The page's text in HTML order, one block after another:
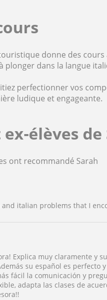
donne des cours
plonger dans la langue
perfectionner vos
ludique et engageante.
élèves de
ont recommandé Sarah
italian problems that I
Explica muy claramente y
su español es perfecto
fácil la comunicación y
adapta las clases de